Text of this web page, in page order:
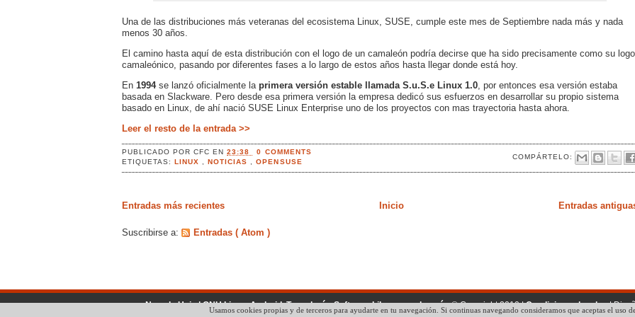
Una de las distribuciones más veteranas del ecosistema Linux, SUSE, cumple este mes de Septiembre nada más y nada
menos 30 años.
El camino hasta aquí de esta distribución con el logo de un camaleón podría decirse que ha sido precisamente como su logo,
camaleónico, pasando por diferentes fases a lo largo de estos años hasta llegar donde está hoy.
En 1994se lanzó oficialmente la primera versión estable llamada S.u.S.e Linux 1.0 , por entonces esa versión estaba
basada en Slackware. Pero desde esa primera versión la empresa dedicó sus esfuerzos en desarrollar su propio sistema
basado en Linux, de ahí nació SUSE Linux Enterprise uno de los proyectos con mas trayectoria hasta ahora.
Leer el resto de la entrada >>
PUBLICADO PORCFCEN23:38 0 COMMENTS
COMPÁRTELO:
ETIQUETAS:LINUX ,NOTICIAS ,OPENSUSE
Entradas más recientes Entradas
Inicio
Suscribirse a: Entradas ( Atom )
No solo Unix | GNU Linux, Android, Tecnología, Software Libre y mucho más© Copyright 2010 |Condiciones legales|
Usamos cookies propias y de terceros para ayudarte en tu navegación. Si continuas navegando consideramos que aceptas el uso